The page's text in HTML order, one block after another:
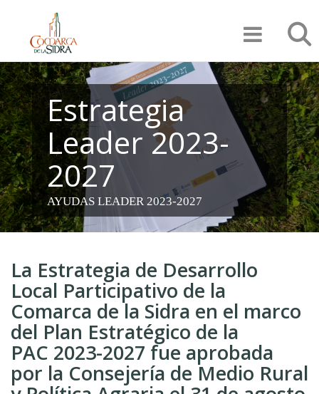
contenido
principal
Estrategia
Leader 2023-
2027
AYUDAS LEADER 2023-2027
La Estrategia de Desarrollo
Local Participativo de la
Comarca de la Sidra en el marco
del Plan Estratégico de la
PAC 2023-2027 fue aprobada
por la Consejería de Medio Rural